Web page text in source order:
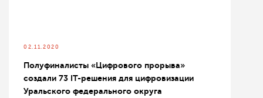
02.11.2020
Полуфиналисты «Цифрового прорыва»
создали 73 IT-решения для цифровизации
Уральского федерального округа